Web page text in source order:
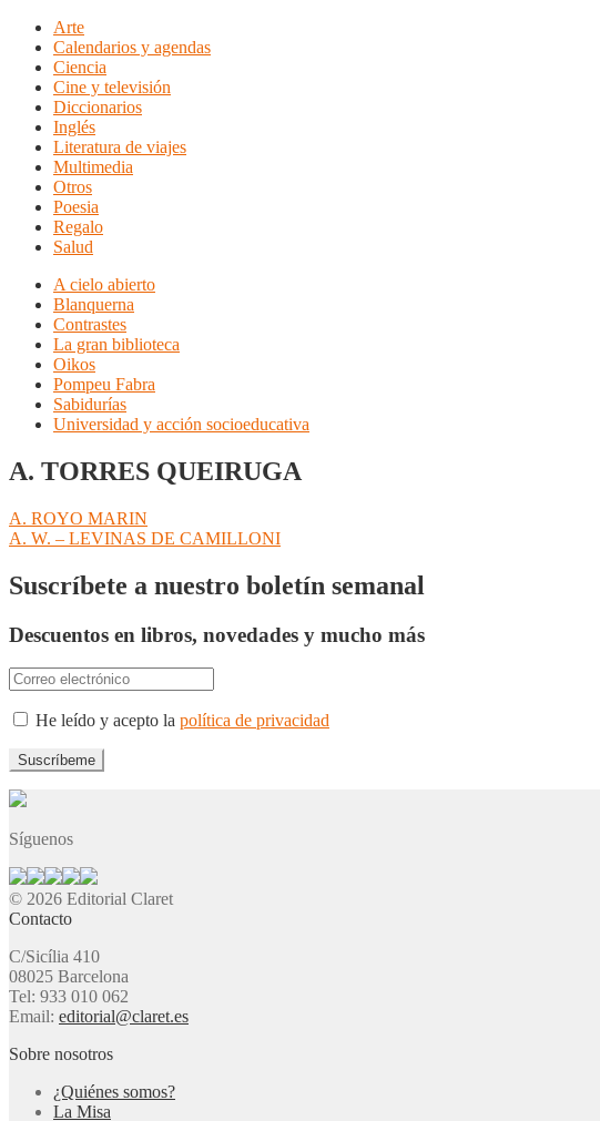
Arte
Calendarios y agendas
Ciencia
Cine y televisión
Diccionarios
Inglés
Literatura de viajes
Multimedia
Otros
Poesia
Regalo
Salud
A cielo abierto
Blanquerna
Contrastes
La gran biblioteca
Oikos
Pompeu Fabra
Sabidurías
Universidad y acción socioeducativa
A. TORRES QUEIRUGA
Navegación
de
entradas
Anterior:
A. ROYO MARIN
Siguiente:
A. W. – LEVINAS DE CAMILLONI
Suscríbete a nuestro boletín semanal
Descuentos en libros, novedades y mucho más
He leído y acepto la política de privacidad
Síguenos
© 2026 Editorial Claret
Contacto
C/Sicília 410
08025 Barcelona
Tel: 933 010 062
Email: editorial@claret.es
Sobre nosotros
¿Quiénes somos?
La Misa